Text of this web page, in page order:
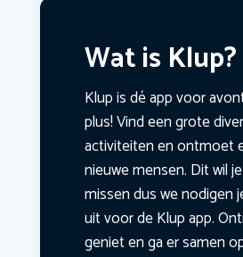
Wat is Klup?
Klup is dé app voor
plus! Vind een grote
activiteiten en ontmoet
nieuwe mensen. Dit wil
missen dus we nodigen
uit voor de Klup app.
geniet en ga er samen